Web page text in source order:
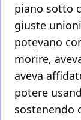
piano sotto
giuste
potevano
morire,
aveva
potere
sostenendo